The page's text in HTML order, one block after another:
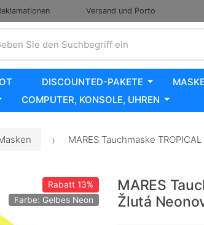
Versand und Porto
Sie den Suchbegriff ein
DISCOUNTED-PAKETE
COMPUTER, KONSOLE, UHREN
MARES Tauchmaske
Rabatt13%
Farbe: Gelbes Neon
MARES
Žlutá